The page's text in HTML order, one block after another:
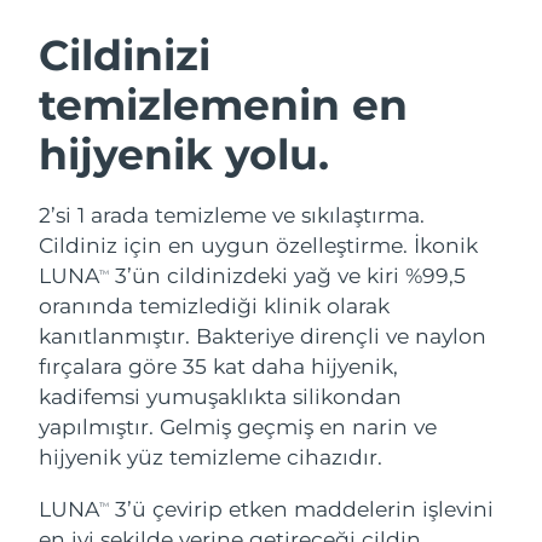
Cildinizi
temizlemenin en
hijyenik yolu.
2’si 1 arada temizleme ve sıkılaştırma.
Cildiniz için en uygun özelleştirme. İkonik
LUNATM
3’ün cildinizdeki yağ ve kiri %99,5
oranında temizlediği klinik olarak
kanıtlanmıştır. Bakteriye dirençli ve naylon
fırçalara göre 35 kat daha hijyenik,
kadifemsi yumuşaklıkta silikondan
yapılmıştır. Gelmiş geçmiş en narin ve
hijyenik yüz temizleme cihazıdır.
LUNATM
3’ü çevirip etken maddelerin işlevini
Yüz temizleme
Anti-aging massage
LUNA™ 4 Plus
Massage, LED heating
LUNA™ 4 Men
For men, anti-aging massage
Yüz sıkılaştırma
Microcurrent toning
BEAR™ 2 go
Microcurrent toning on-the-go
BEAR™ 2 eyes & lips
Microcurrent line smoothing device
Nemlendirme
UFO™ 3 seti
Deep facial hydration
UFO™ 3 LED
device
Ağız bakımı
issa™ 4
Hybrid silicone sonic toothbrush
issa™ 4 plus
FAQ™ YAŞLANMA KARŞITI BAKIM
Yaşlanma karşıtı LED bakım
NEW
Avustralya
Tahmini teslim tarihi
Avusturya
Bahreyn
Tahmini teslim tarihi
09/08/2026
Belçika
Tahmini teslim tarihi
08/08/2026
Bermuda
Tahmini teslim tarihi
Bosna-Hersek
Tahmini teslim tarihi
Tahmini teslim tarihi